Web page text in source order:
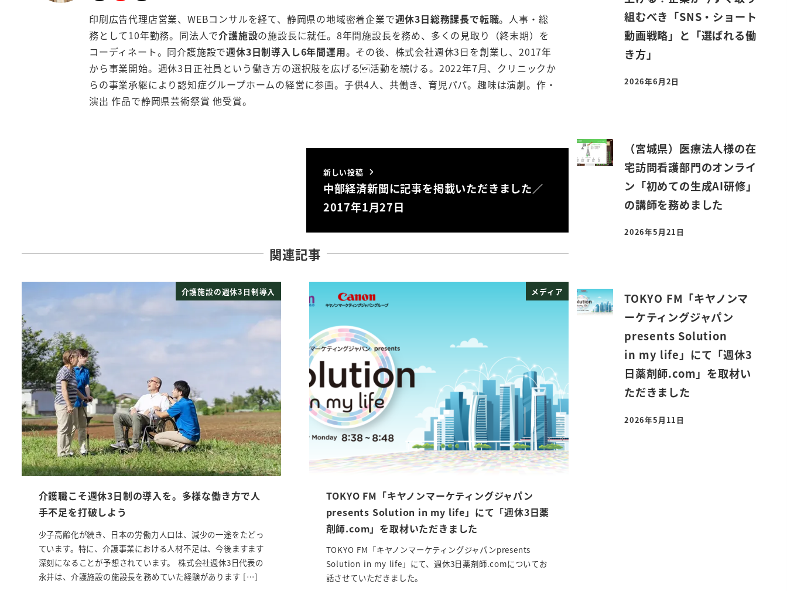
印刷広告代理店営業、WEBコンサルを経て、静岡県の地域密着企業で週休3日総務課長で転職。人事・総
務として10年勤務。同法人で介護施設の施設長に就任。8年間施設長を務め、多くの見取り（終末期）を
コーディネート。同介護施設で週休3日制導入し6年間運用。その後、株式会社週休3日を創業し、2017年
から事業開始。週休3日正社員という働き方の選択肢を広げる活動を続ける。2022年7月、クリニックか
らの事業承継により認知症グループホームの経営に参画。子供4人、共働き、育児パパ。趣味は演劇。作・
演出 作品で静岡県芸術祭賞 他受賞。
新しい投稿
中部経済新聞に記事を掲載いただきました／
2017年1月27日
関連記事
介護施設の週休3日制導入
介護職こそ週休3日制の導入を。多様な働き方で人
手不足を打破しよう
少子高齢化が続き、日本の労働力人口は、減少の一途をたどっ
ています。特に、介護事業における人材不足は、今後ますます
深刻になることが予想されています。 株式会社週休3日代表の
永井は、介護施設の施設長を務めていた経験があります […]
メディア
TOKYO FM「キヤノンマーケティングジャパン
presents Solution in my life」にて「週休3日薬
剤師.com」を取材いただきました
TOKYO FM「キヤノンマーケティングジャパンpresents
Solution in my life」にて、週休3日薬剤師.comについてお
話させていただきました。
組むべき「SNS・ショート
動画戦略」と「選ばれる働
き方」
投稿日
2026年6月2日
（宮城県）医療法人様の在
宅訪問看護部門のオンライ
ン「初めての生成AI研修」
の講師を務めました
投稿日
2026年5月21日
TOKYO FM「キヤノンマ
ーケティングジャパン
presents Solution
in my life」にて「週休3
日薬剤師.com」を取材い
ただきました
投稿日
2026年5月11日